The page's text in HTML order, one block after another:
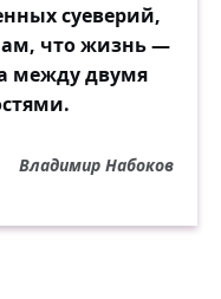
суеверий,
что жизнь —
между двумя
Владимир Набоков